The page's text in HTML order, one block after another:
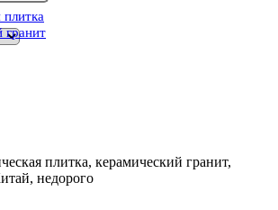
гранит
плитка, керамический гранит,
недорого